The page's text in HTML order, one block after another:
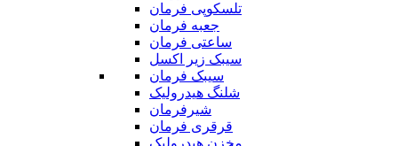
تلسکوپی فرمان
جعبه فرمان
ساعتی فرمان
سیبک زیر اکسل
سیبک فرمان
شلنگ هیدرولیک
شیرفرمان
قرقری فرمان
مخزن هیدرولیک